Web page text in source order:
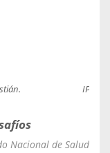
Nacional de Salud